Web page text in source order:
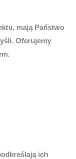
mają Państwo
Oferujemy
ich